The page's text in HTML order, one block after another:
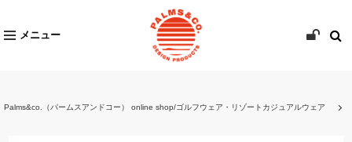
メニュー
Palms&co.（パームスアンドコー） online shop/ゴルフウェア・リゾートカジュアルウェア